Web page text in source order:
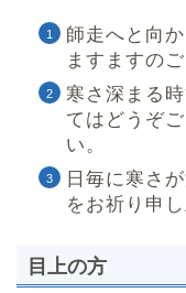
師走へと向
ますますの
寒さ深まる
てはどうぞ
い。
日毎に寒さ
をお祈り申し
目上の方